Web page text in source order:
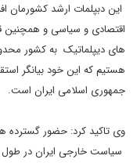
این دبپلمات ارشد کشورمان
اقتصادی و سیاسی و همچنین
های دیپلماتیک به کشور
هستیم که این خود بیانگر
جمهوری اسلامی ایران است.
وی تاکید کرد: حضور
سیاست خارجی ایران در